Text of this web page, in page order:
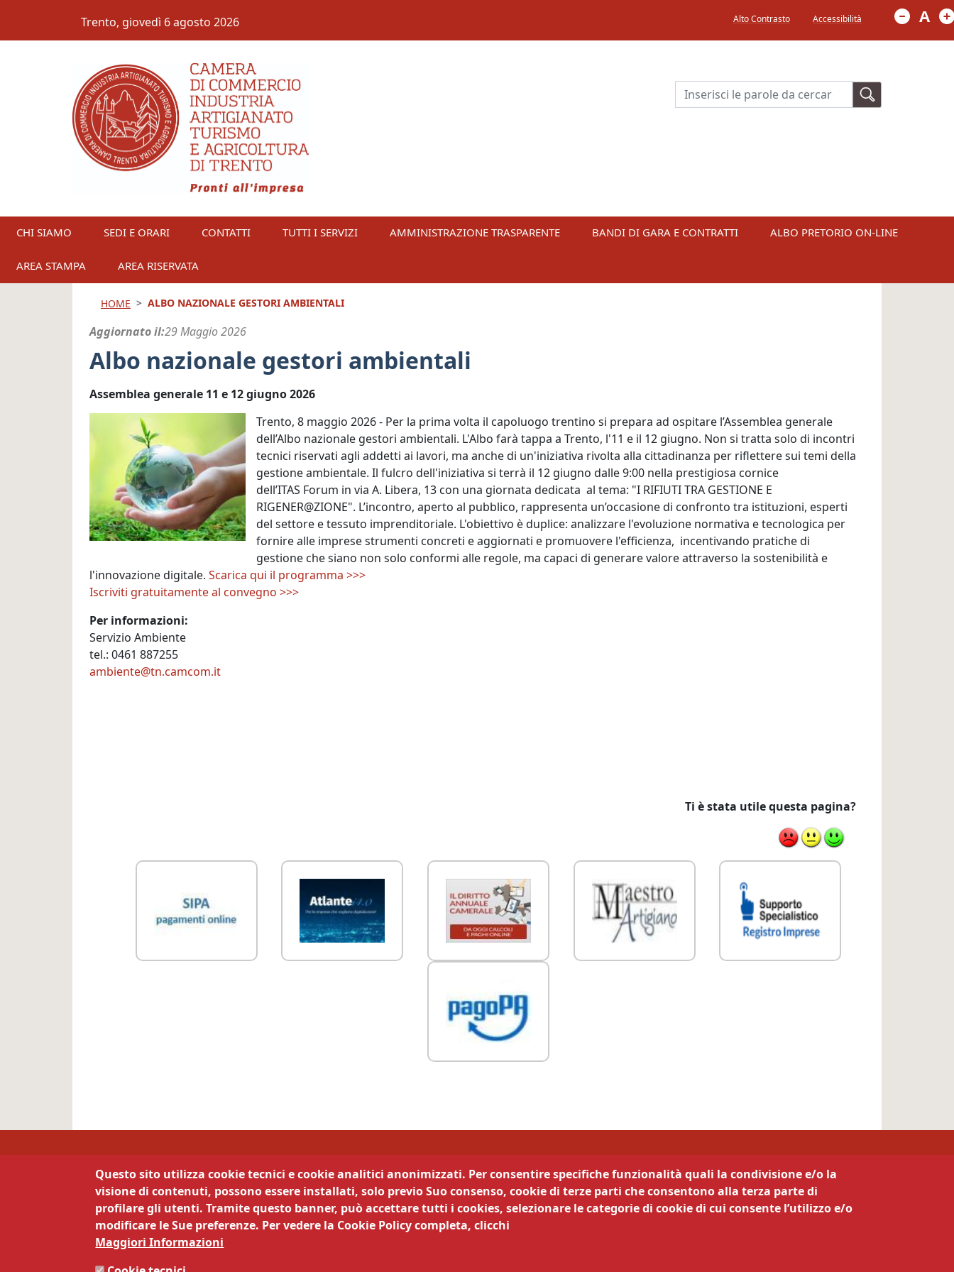
Trento, giovedì 6 agosto 2026 Menù in alto a destra
Alto Contrasto Accessibilità A
Cerca
CHI SIAMO SEDI E ORARI CONTATTI TUTTI I SERVIZI AMMINISTRAZIONE TRASPARENTE BANDI DI GARA E CONTRATTI ALBO PRETORIO ON-LINE
AREA STAMPA AREA RISERVATA
HOME ALBO NAZIONALE GESTORI AMBIENTALI
Aggiornato il 29 Maggio 2026
Albo nazionale gestori ambientali
Assemblea generale 11 e 12 giugno 2026
Trento, 8 maggio 2026 - Per la prima volta il capoluogo trentino si prepara ad ospitare l’Assemblea generale
dell’Albo nazionale gestori ambientali. L'Albo farà tappa a Trento, l'11 e il 12 giugno. Non si tratta solo di incontri
tecnici riservati agli addetti ai lavori, ma anche di un'iniziativa rivolta alla cittadinanza per riflettere sui temi della
gestione ambientale. Il fulcro dell'iniziativa si terrà il 12 giugno dalle 9:00 nella prestigiosa cornice
dell’ITAS Forum in via A. Libera, 13 con una giornata dedicata al tema: "I RIFIUTI TRA GESTIONE E
RIGENER@ZIONE". L’incontro, aperto al pubblico, rappresenta un’occasione di confronto tra istituzioni, esperti
del settore e tessuto imprenditoriale. L'obiettivo è duplice: analizzare l'evoluzione normativa e tecnologica per
fornire alle imprese strumenti concreti e aggiornati e promuovere l'efficienza, incentivando pratiche di
gestione che siano non solo conformi alle regole, ma capaci di generare valore attraverso la sostenibilità e
l'innovazione digitale. Scarica qui il programma >>>
Iscriviti gratuitamente al convegno >>>
Per informazioni:
Servizio Ambiente
tel.: 0461 887255
ambiente@tn.camcom.it
Ti è stata utile questa pagina?
Link Utili
Camera di Commercio di Trento
Contatti
Via Calepina 13 - 38122 Trento
La camera trasparente Segui la nostra pagina:
Questo sito utilizza cookie tecnici e cookie analitici anonimizzati. Per consentire specifiche funzionalità quali la condivisione e/o la
visione di contenuti, possono essere installati, solo previo Suo consenso, cookie di terze parti che consentono alla terza parte di
profilare gli utenti. Tramite questo banner, può accettare tutti i cookies, selezionare le categorie di cookie di cui consente l’utilizzo e/o
modificare le Sue preferenze. Per vedere la Cookie Policy completa, clicchi
Maggiori Informazioni